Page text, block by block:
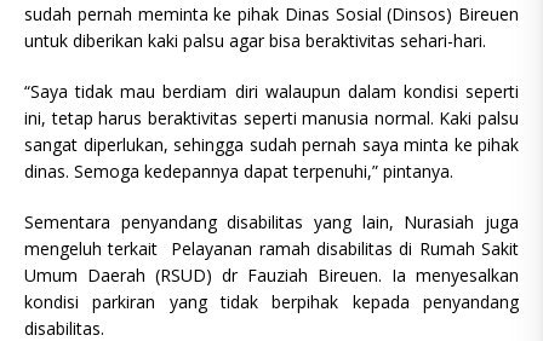
sudah pernah meminta ke pihak Dinas Sosial (Dinsos) Bireuen
untuk diberikan kaki palsu agar bisa beraktivitas sehari-hari.
“Saya tidak mau berdiam diri walaupun dalam kondisi seperti
ini, tetap harus beraktivitas seperti manusia normal. Kaki palsu
sangat diperlukan, sehingga sudah pernah saya minta ke pihak
dinas. Semoga kedepannya dapat terpenuhi,” pintanya.
Sementara penyandang disabilitas yang lain, Nurasiah juga
mengeluh terkait Pelayanan ramah disabilitas di Rumah Sakit
Umum Daerah (RSUD) dr Fauziah Bireuen. Ia menyesalkan
kondisi parkiran yang tidak berpihak kepada penyandang
disabilitas.